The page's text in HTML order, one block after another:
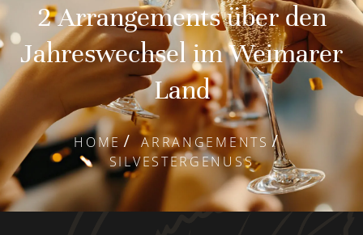
2 Arrangements über den
Jahreswechsel im Weimarer
Land
HOME
ARRANGEMENTS
SILVESTERGENUSS